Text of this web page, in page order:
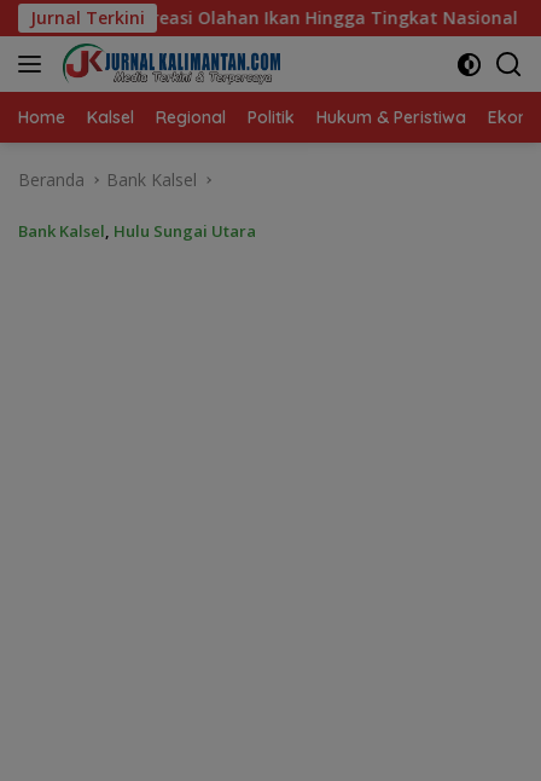
Langsung
ke
konten
Jurnal Terkini
Hingga Tingkat Nasional Pada Lomba Masak Serba Ikan
Home Kalsel Regional Politik Hukum & Peristiwa
Beranda Bank Kalsel
Bank Kalsel, Hulu Sungai Utara